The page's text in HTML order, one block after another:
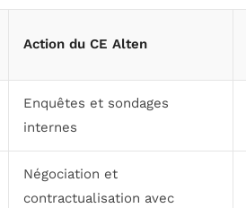
Action du CE Alten
Enquêtes et sondages
internes
Négociation et
contractualisation avec